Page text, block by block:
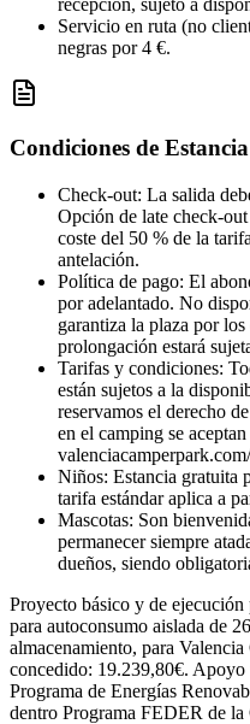
recepción, sujeto a
Servicio en ruta (no
negras por 4 €.
Condiciones de
Check-out: La salida
Opción de late check-
coste del 50 % de la
antelación.
Política de pago: El
por adelantado. No
garantiza la plaza por
prolongación estará
Tarifas y condiciones:
están sujetos a la
reservamos el derecho
en el camping se
Niños: Estancia gratuita
tarifa estándar aplica a
Mascotas: Son
permanecer siempre
dueños, siendo
Proyecto básico y de
para autoconsumo aislada de
almacenamiento, para
concedido: 19.239,80€.
Programa de Energías
dentro Programa FEDER de la